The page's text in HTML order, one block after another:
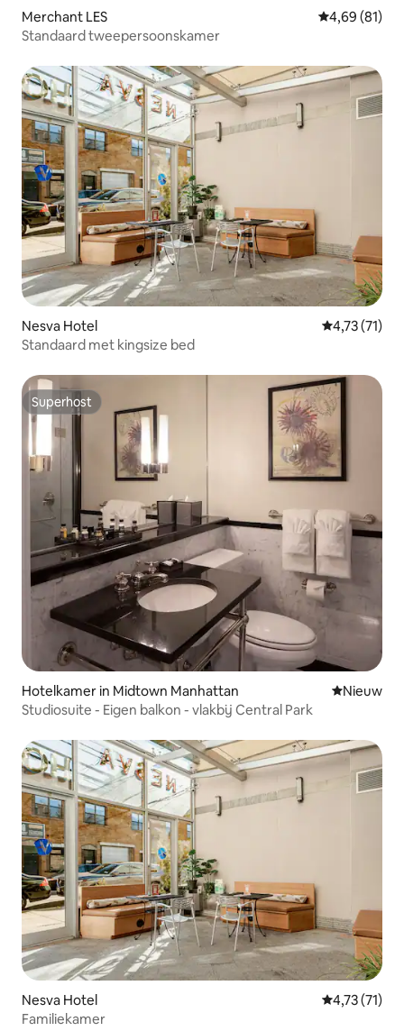
Merchant LES Gemiddelde
4,69 (81)
Standaard tweepersoonskamer
Nesva Hotel Gemiddelde
4,73 (71)
Standaard met kingsize bed
Superhost
Superhost
Hotelkamer in Midtown Manhattan Nieuwe
Nieuw
Studiosuite - Eigen balkon - vlakbij Central Park
Nesva Hotel Gemiddelde
4,73 (71)
Familiekamer